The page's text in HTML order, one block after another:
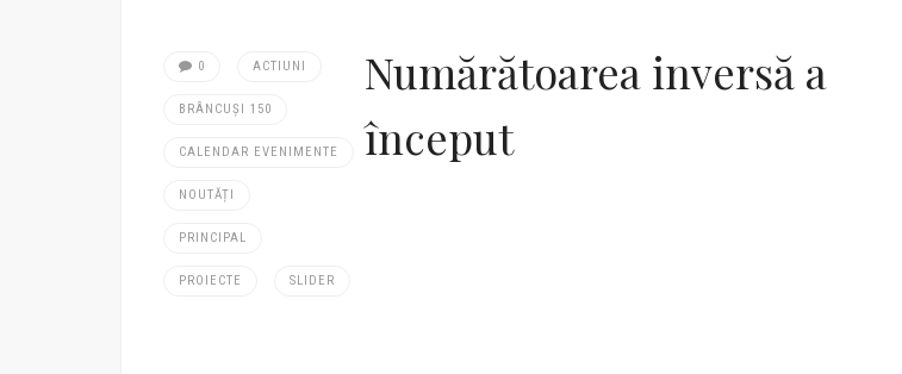
0 ACTIUNI
BRÂNCUȘI 150
CALENDAR EVENIMENTE
NOUTĂȚI
PRINCIPAL
PROIECTE SLIDER
Numărătoarea inversă a
început